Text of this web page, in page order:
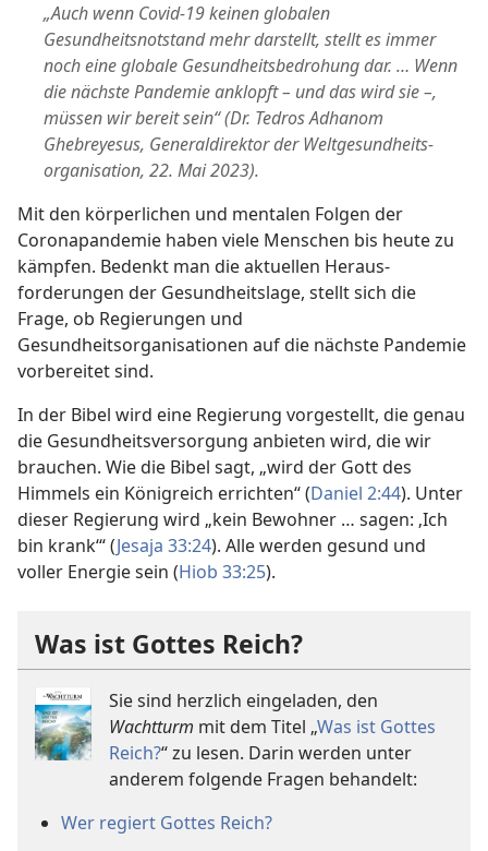
„Auch wenn Covid-19 keinen globalen
Gesundheitsnotstand mehr darstellt, stellt es immer
noch eine globale Gesundheitsbedrohung dar. … Wenn
die nächste Pandemie anklopft – und das wird sie –,
müssen wir bereit sein“ (Dr. Tedros Adhanom
Ghebreyesus, Generaldirektor der Weltgesundheits­
organisation, 22. Mai 2023).
Mit den körperlichen und mentalen Folgen der
Coronapandemie haben viele Menschen bis heute zu
kämpfen. Bedenkt man die aktuellen Heraus­
forderungen der Gesundheitslage, stellt sich die
Frage, ob Regierungen und
Gesundheitsorganisationen auf die nächste Pandemie
vorbereitet sind.
In der Bibel wird eine Regierung vorgestellt, die genau
die Gesundheits­versorgung anbieten wird, die wir
brauchen. Wie die Bibel sagt, „wird der Gott des
Himmels ein Königreich errichten“ (Daniel 2:44). Unter
dieser Regierung wird „kein Bewohner … sagen: ‚Ich
bin krank‘“ (Jesaja 33:24). Alle werden gesund und
voller Energie sein (Hiob 33:25).
Was ist Gottes Reich?
Sie sind herzlich eingeladen, den
Wachtturm mit dem Titel „Was ist Gottes
Reich?“ zu lesen. Darin werden unter
anderem folgende Fragen behandelt:
Wer regiert Gottes Reich?